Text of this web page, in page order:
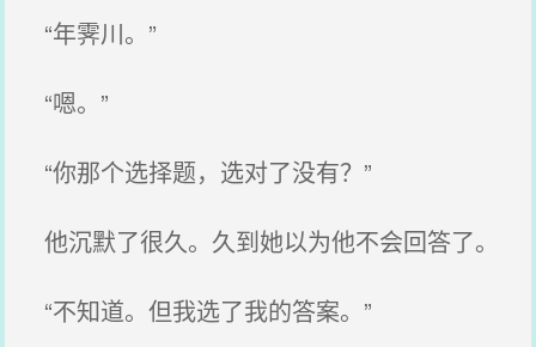
“年霁川。”
“嗯。”
“你那个选择题，选对了没有？”
他沉默了很久。久到她以为他不会回答了。
“不知道。但我选了我的答案。”